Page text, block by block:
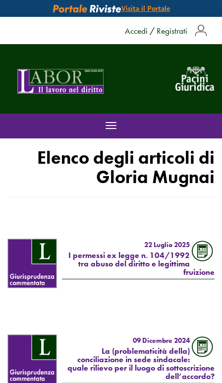
Visita il Portale
Accedi / Registrati
Toggle
navigation
Elenco degli articoli di
Gloria Mugnai
22 Luglio 2025
I permessi ex legge n. 104/1992
tra abuso del diritto e legittima
fruizione
09 Dicembre 2024
La (problematicità della)
conciliazione in sede sindacale:
quale rilievo per il luogo di sottoscrizione
dell’accordo?